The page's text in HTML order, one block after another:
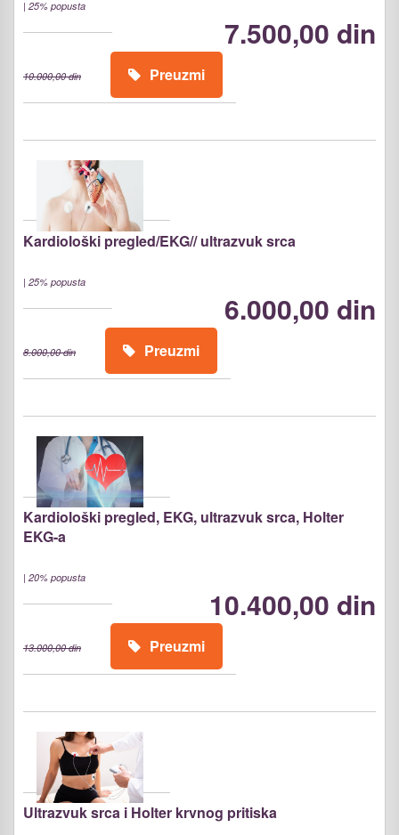
| 25% popusta
7.500,00 din
10.000,00 din Preuzmi
Kardiološki pregled/EKG// ultrazvuk srca
| 25% popusta
6.000,00 din
8.000,00 din Preuzmi
Kardiološki pregled, EKG, ultrazvuk srca, Holter
EKG-a
| 20% popusta
10.400,00 din
13.000,00 din Preuzmi
Ultrazvuk srca i Holter krvnog pritiska